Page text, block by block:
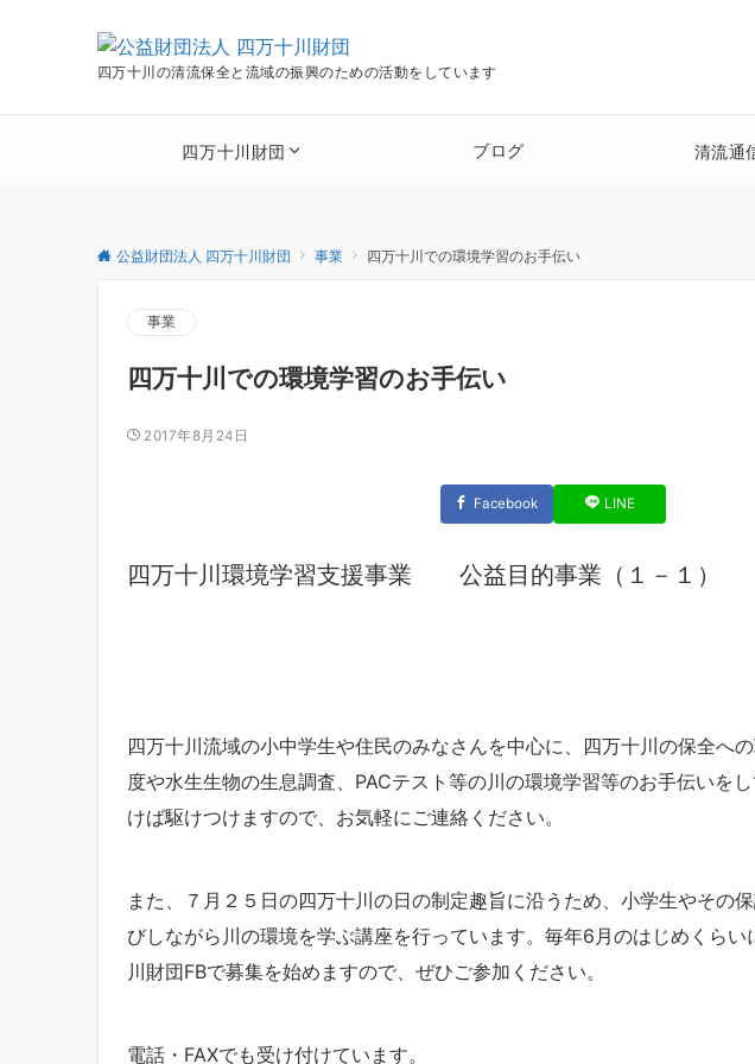
四万十川の清流保全と流域の振興のための活動をしています
四万十川財団 ブログ 清流通
公益財団法人 四万十川財団 事業 四万十川での環境学習のお手伝い
事業
四万十川での環境学習のお手伝い
2017年8月24日
Facebook LINE
四万十川環境学習支援事業 公益目的事業（１－１）
四万十川流域の小中学生や住民のみなさんを中心に、四万十川の保全へ
度や水生生物の生息調査、PACテスト等の川の環境学習等のお手伝いを
けば駆けつけますので、お気軽にご連絡ください。
また、７月２５日の四万十川の日の制定趣旨に沿うため、小学生やその
びしながら川の環境を学ぶ講座を行っています。毎年6月のはじめくら
川財団FBで募集を始めますので、ぜひご参加ください。
電話・FAXでも受け付けています。